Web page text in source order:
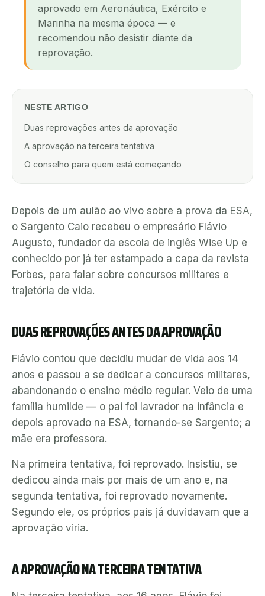
aprovado em Aeronáutica, Exército e
Marinha na mesma época — e
recomendou não desistir diante da
reprovação.
NESTE ARTIGO
Duas reprovações antes da aprovação
A aprovação na terceira tentativa
O conselho para quem está começando
Depois de um aulão ao vivo sobre a prova da ESA,
o Sargento Caio recebeu o empresário Flávio
Augusto, fundador da escola de inglês Wise Up e
conhecido por já ter estampado a capa da revista
Forbes, para falar sobre concursos militares e
trajetória de vida.
DUAS REPROVAÇÕES ANTES DA APROVAÇÃO
Flávio contou que decidiu mudar de vida aos 14
anos e passou a se dedicar a concursos militares,
abandonando o ensino médio regular. Veio de uma
família humilde — o pai foi lavrador na infância e
depois aprovado na ESA, tornando-se Sargento; a
mãe era professora.
Na primeira tentativa, foi reprovado. Insistiu, se
dedicou ainda mais por mais de um ano e, na
segunda tentativa, foi reprovado novamente.
Segundo ele, os próprios pais já duvidavam que a
aprovação viria.
A APROVAÇÃO NA TERCEIRA TENTATIVA